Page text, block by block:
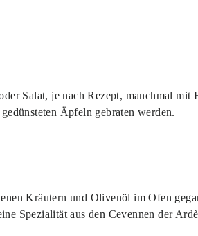
Salat, je nach Rezept, manchmal mit
Äpfeln gebraten werden.
Kräutern und Olivenöl im Ofen
Spezialität aus den Cevennen der